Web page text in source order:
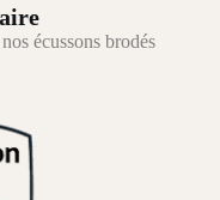
écussons brodés